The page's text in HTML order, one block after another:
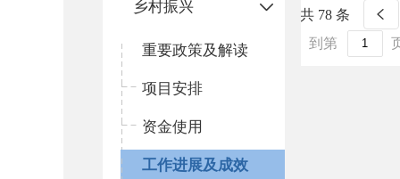
乡村振兴
重要政策及解读
项目安排
资金使用
工作进展及成效
共 78 条
到第